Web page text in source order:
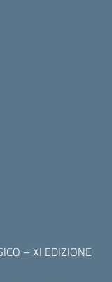
– XI EDIZIONE